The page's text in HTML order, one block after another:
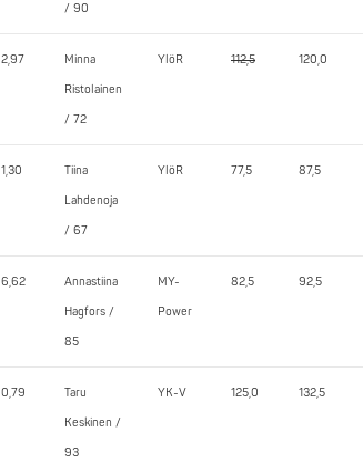
/ 90
Minna
Ristolainen
/ 72
YlöR 112,5 120,0
Tiina
Lahdenoja
/ 67
YlöR 77,5 87,5
Annastiina
Hagfors /
85
MY-
Power
82,5 92,5
Taru
Keskinen /
93
YK-V 125,0 132,5